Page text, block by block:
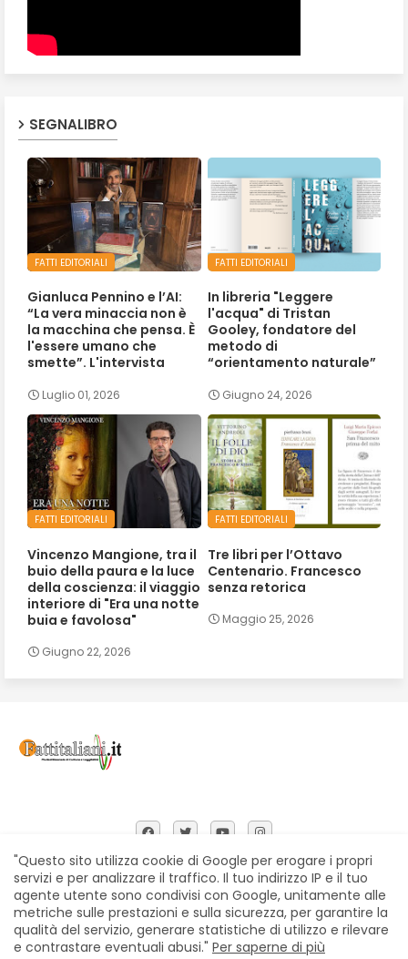
SEGNALIBRO
FATTI EDITORIALI
Gianluca Pennino e l’AI:
“La vera minaccia non è
la macchina che pensa. È
l'essere umano che
smette”. L'intervista
Luglio 01, 2026
FATTI EDITORIALI
In libreria "Leggere
l'acqua" di Tristan
Gooley, fondatore del
metodo di
“orientamento naturale”
Giugno 24, 2026
FATTI EDITORIALI
Vincenzo Mangione, tra il
buio della paura e la luce
della coscienza: il viaggio
interiore di "Era una notte
buia e favolosa"
Giugno 22, 2026
FATTI EDITORIALI
Tre libri per l’Ottavo
Centenario. Francesco
senza retorica
Maggio 25, 2026
Home Chi siamo Contatti
Privacy Policy
Segnalazioni
All Right Reserved Copyright © Fattitaliani
"Questo sito utilizza cookie di Google per erogare i propri
servizi e per analizzare il traffico. Il tuo indirizzo IP e il tuo
agente utente sono condivisi con Google, unitamente alle
metriche sulle prestazioni e sulla sicurezza, per garantire la
qualità del servizio, generare statistiche di utilizzo e rilevare
e contrastare eventuali abusi." Per saperne di più